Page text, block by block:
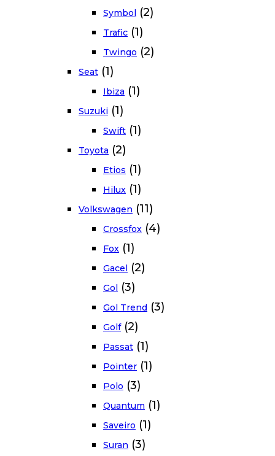
Symbol (2)
Trafic (1)
Twingo (2)
Seat (1)
Ibiza (1)
Suzuki (1)
Swift (1)
Toyota (2)
Etios (1)
Hilux (1)
Volkswagen (11)
Crossfox (4)
Fox (1)
Gacel (2)
Gol (3)
Gol Trend (3)
Golf (2)
Passat (1)
Pointer (1)
Polo (3)
Quantum (1)
Saveiro (1)
Suran (3)